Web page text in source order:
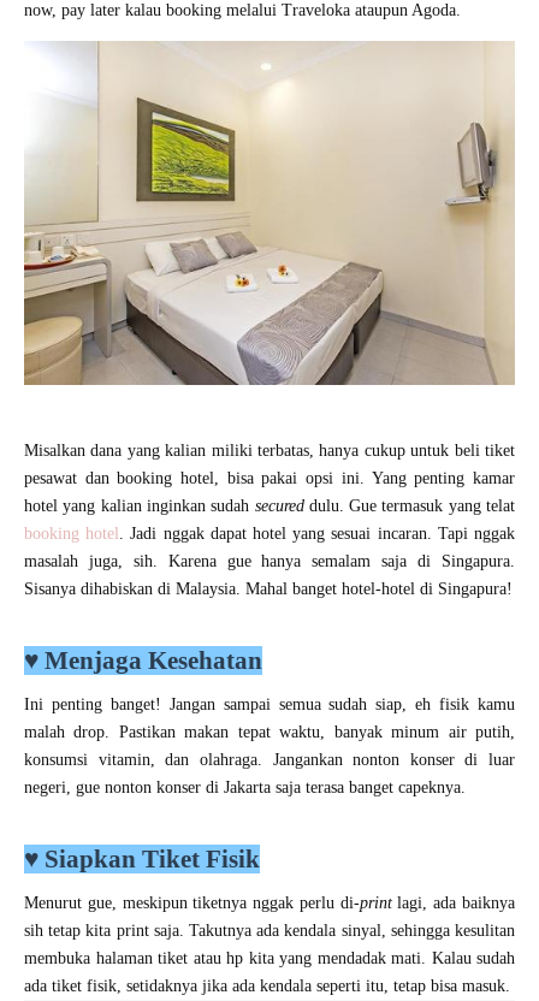
now, pay later kalau booking melalui Traveloka ataupun Agoda.
Misalkan dana yang kalian miliki terbatas, hanya cukup untuk beli tiket
pesawat dan booking hotel, bisa pakai opsi ini. Yang penting kamar
hotel yang kalian inginkan sudah secureddulu. Gue termasuk yang telat
booking hotel . Jadi nggak dapat hotel yang sesuai incaran. Tapi nggak
masalah juga, sih. Karena gue hanya semalam saja di Singapura.
Sisanya dihabiskan di Malaysia. Mahal banget hotel-hotel di Singapura!
♥ Menjaga Kesehatan
Ini penting banget! Jangan sampai semua sudah siap, eh fisik kamu
malah drop. Pastikan makan tepat waktu, banyak minum air putih,
konsumsi vitamin, dan olahraga. Jangankan nonton konser di luar
negeri, gue nonton konser di Jakarta saja terasa banget capeknya.
♥ Siapkan Tiket Fisik
Menurut gue, meskipun tiketnya nggak perlu di-printlagi, ada baiknya
sih tetap kita print saja. Takutnya ada kendala sinyal, sehingga kesulitan
membuka halaman tiket atau hp kita yang mendadak mati. Kalau sudah
ada tiket fisik, setidaknya jika ada kendala seperti itu, tetap bisa masuk.